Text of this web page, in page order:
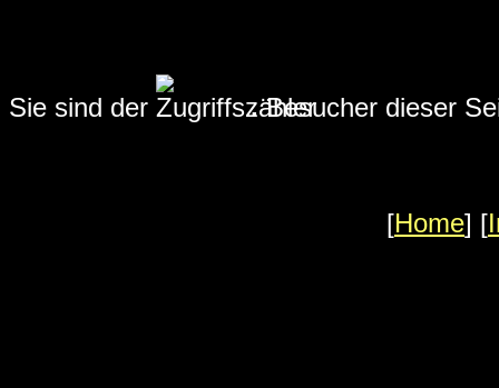
Sie sind der .Besucher dieser
[Home] [